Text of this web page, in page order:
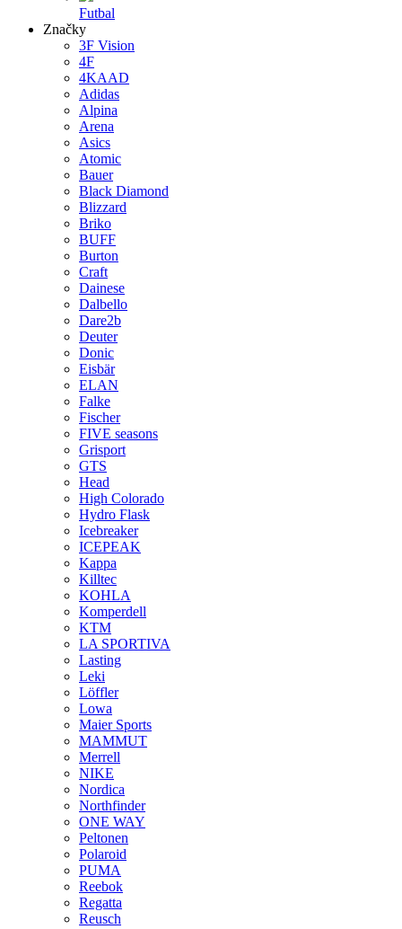
Futbal
Značky
3F Vision
4F
4KAAD
Adidas
Alpina
Arena
Asics
Atomic
Bauer
Black Diamond
Blizzard
Briko
BUFF
Burton
Craft
Dainese
Dalbello
Dare2b
Deuter
Donic
Eisbär
ELAN
Falke
Fischer
FIVE seasons
Grisport
GTS
Head
High Colorado
Hydro Flask
Icebreaker
ICEPEAK
Kappa
Killtec
KOHLA
Komperdell
KTM
LA SPORTIVA
Lasting
Leki
Löffler
Lowa
Maier Sports
MAMMUT
Merrell
NIKE
Nordica
Northfinder
ONE WAY
Peltonen
Polaroid
PUMA
Reebok
Regatta
Reusch